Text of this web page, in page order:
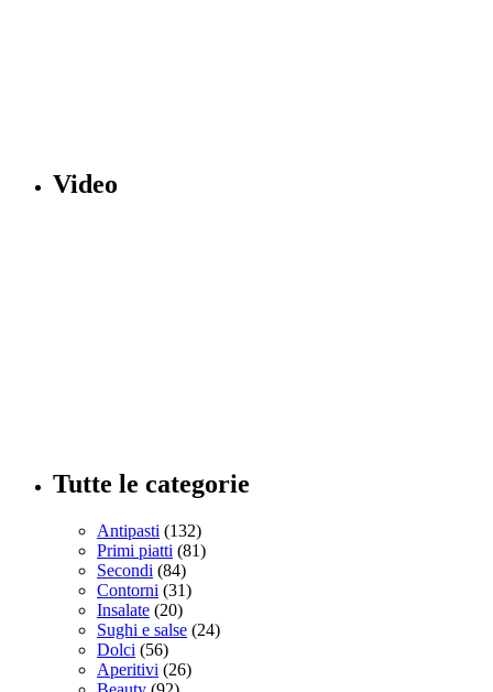
Video
Tutte le categorie
Antipasti (132)
Primi piatti (81)
Secondi (84)
Contorni (31)
Insalate (20)
Sughi e salse (24)
Dolci (56)
Aperitivi (26)